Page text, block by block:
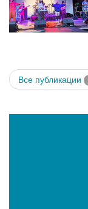
Все публикации